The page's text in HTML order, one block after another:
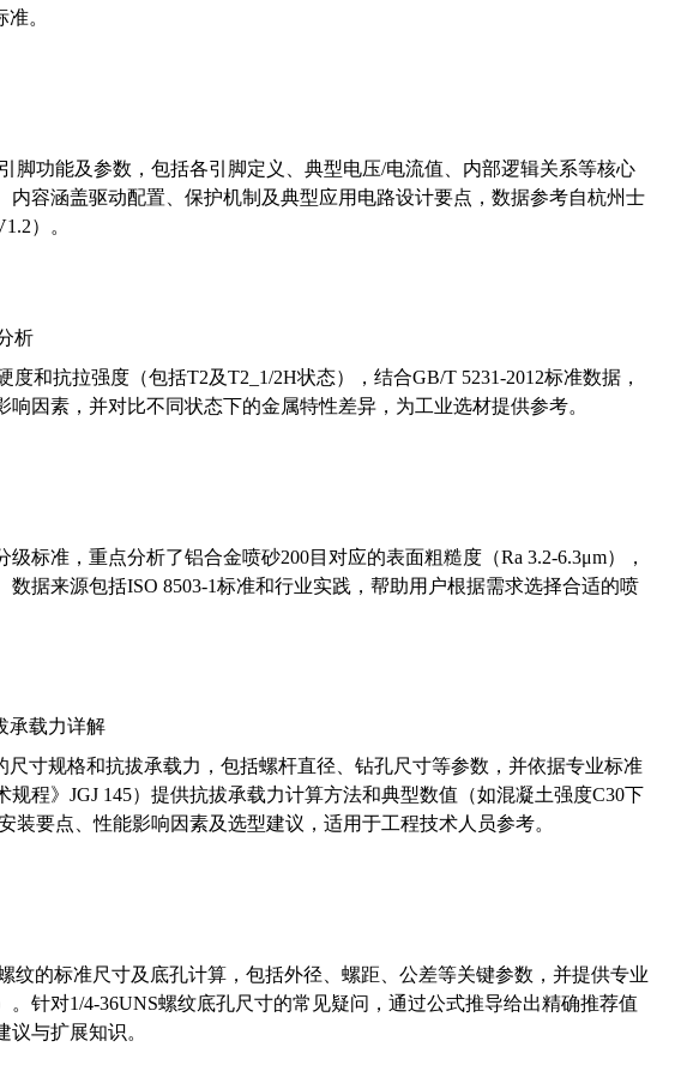
。
脚功能及参数，包括各引脚定义、典型电压/电流值、内部逻辑关系等核心
内容涵盖驱动配置、保护机制及典型应用电路设计要点，数据参考自杭州士
）。
析
和抗拉强度（包括T2及T2_1/2H状态），结合GB/T 5231-2012标准数据，
因素，并对比不同状态下的金属特性差异，为工业选材提供参考。
标准，重点分析了铝合金喷砂200目对应的表面粗糙度（Ra 3.2-6.3μm），
数据来源包括ISO 8503-1标准和行业实践，帮助用户根据需求选择合适的喷
承载力详解
尺寸规格和抗拔承载力，包括螺杆直径、钻孔尺寸等参数，并依据专业标准
规程》JGJ 145）提供抗拔承载力计算方法和典型数值（如混凝土强度C30下
装要点、性能影响因素及选型建议，适用于工程技术人员参考。
纹的标准尺寸及底孔计算，包括外径、螺距、公差等关键参数，并提供专业
。针对1/4-36UNS螺纹底孔尺寸的常见疑问，通过公式推导给出精确推荐值
议与扩展知识。